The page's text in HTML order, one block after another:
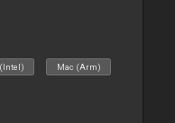
Mac (Arm)